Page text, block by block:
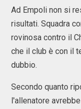
Ad Empoli non si
risultati. Squadra
rovinosa contro il
che il club è con il
dubbio.
Secondo quanto
l'allenatore